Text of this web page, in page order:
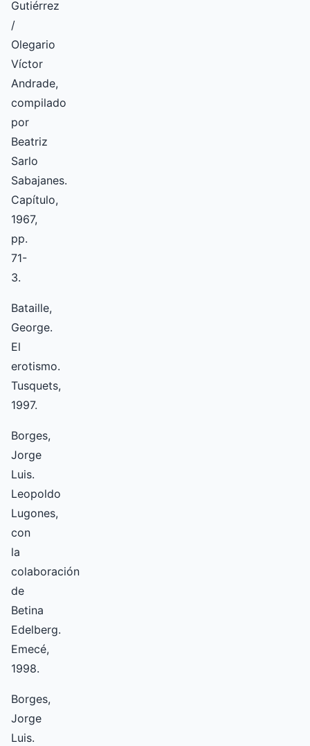
Gutiérrez
/
Olegario
Víctor
Andrade,
compilado
por
Beatriz
Sarlo
Sabajanes.
Capítulo,
1967,
pp.
71-
3.
Bataille,
George.
El
erotismo.
Tusquets,
1997.
Borges,
Jorge
Luis.
Leopoldo
Lugones,
con
la
colaboración
de
Betina
Edelberg.
Emecé,
1998.
Borges,
Jorge
Luis.